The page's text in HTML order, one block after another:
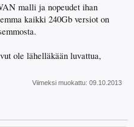
malli ja nopeudet ihan
kaikki 240Gb versiot on
ole lähelläkään luvattua,
Viimeksi muokattu: 09.10.2013